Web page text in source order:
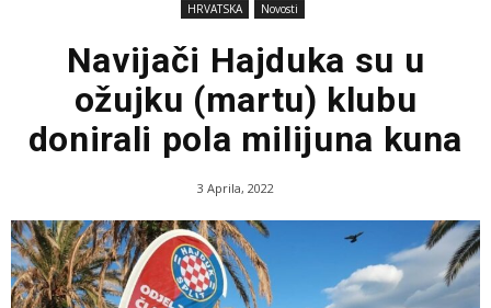
HRVATSKA Novosti
Navijači Hajduka su u
ožujku (martu) klubu
donirali pola milijuna kuna
3 Aprila, 2022